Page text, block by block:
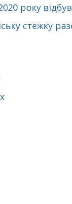
року
стежку